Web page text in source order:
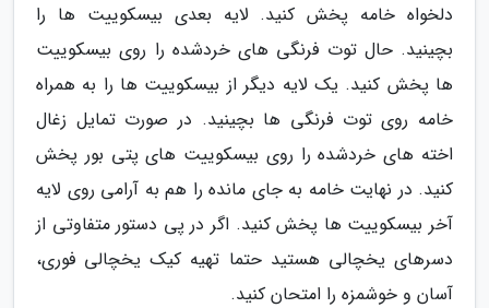
دلخواه خامه پخش کنید. لایه بعدی بیسکوییت ها را
بچینید. حال توت فرنگی های خردشده را روی بیسکوییت
ها پخش کنید. یک لایه دیگر از بیسکوییت ها را به همراه
خامه روی توت فرنگی ها بچینید. در صورت تمایل زغال
اخته های خردشده را روی بیسکوییت های پتی بور پخش
کنید. در نهایت خامه به جای مانده را هم به آرامی روی لایه
آخر بیسکوییت ها پخش کنید. اگر در پی دستور متفاوتی از
دسرهای یخچالی هستید حتما تهیه کیک یخچالی فوری،
آسان و خوشمزه را امتحان کنید.